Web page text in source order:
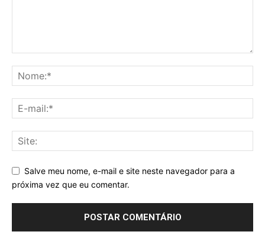
Salve meu nome, e-mail e site neste navegador para a
próxima vez que eu comentar.